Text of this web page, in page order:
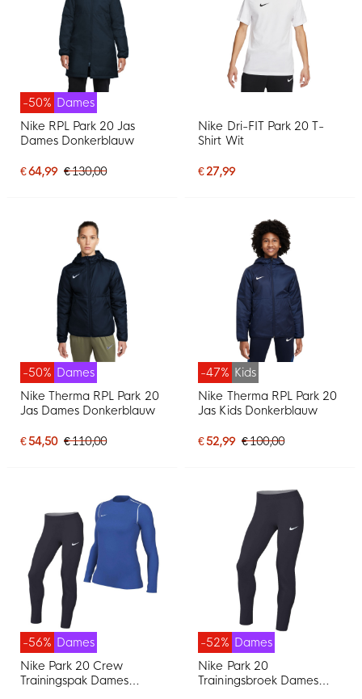
-50% Dames
Nike RPL Park 20 Jas
Dames Donkerblauw
€ 64,99 € 130,00
Nike Dri-FIT Park 20 T-
Shirt Wit
€ 27,99
-50% Dames
Nike Therma RPL Park 20
Jas Dames Donkerblauw
€ 54,50 € 110,00
-47% Kids
Nike Therma RPL Park 20
Jas Kids Donkerblauw
€ 52,99 € 100,00
-56% Dames
Nike Park 20 Crew
Trainingspak Dames
-52% Dames
Nike Park 20
Trainingsbroek Dames